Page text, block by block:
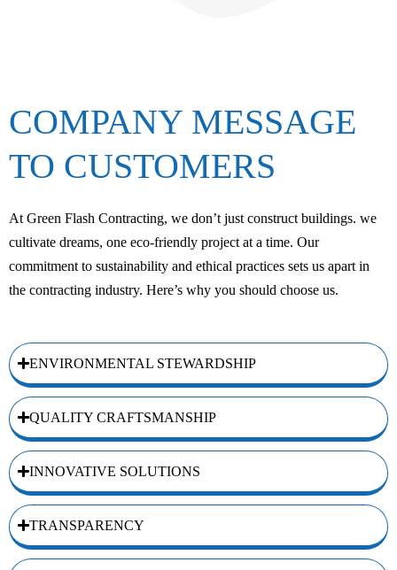
COMPANY MESSAGE
TO CUSTOMERS
At Green Flash Contracting, we don’t just construct buildings. we
cultivate dreams, one eco-friendly project at a time. Our
commitment to sustainability and ethical practices sets us apart in
the contracting industry. Here’s why you should choose us.
ENVIRONMENTAL STEWARDSHIP
QUALITY CRAFTSMANSHIP
INNOVATIVE SOLUTIONS
TRANSPARENCY